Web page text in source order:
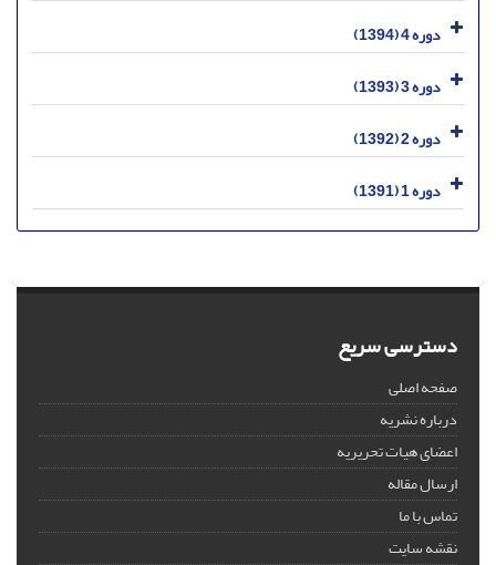
دوره 4 (1394)
دوره 3 (1393)
دوره 2 (1392)
دوره 1 (1391)
دسترسی سریع
صفحه اصلی
درباره نشریه
اعضای هیات تحریریه
ارسال مقاله
تماس با ما
نقشه سایت